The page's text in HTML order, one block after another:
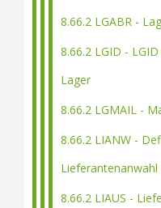
8.66.2 LGABR -
8.66.2 LGID -
Lager
8.66.2 LGMAIL -
8.66.2 LIANW -
Lieferantenanwahl
8.66.2 LIAUS -